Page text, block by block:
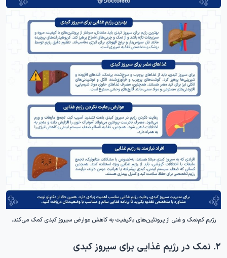
رژیم کم‌نمک و غنی از پروتئین‌های باکیفیت به کاهش عوارض سیروز کبدی کمک می‌کند.
۲. نمک در رژیم غذایی برای سیروز کبدی